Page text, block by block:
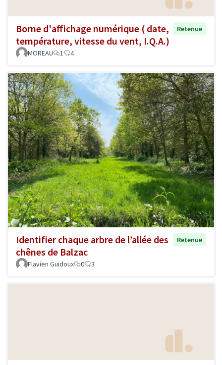
Borne d'affichage numérique ( date,
température, vitesse du vent, I.Q.A.)
Retenue
MOREAU 1 4
Identifier chaque arbre de l’allée des
chênes de Balzac
Retenue
Flavien Guidoux 0 3